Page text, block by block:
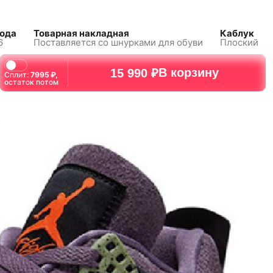
Товарная накладная
Поставляется со шнурками для обуви
Каблук
Плоский
46 47 48.5
46 47 48.5
Сплит:7995 ₽,
остаток потом
15 990 ₽В корзину